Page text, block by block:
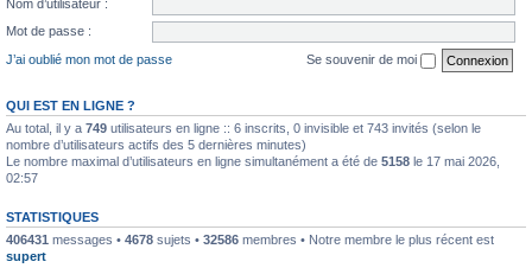
Nom d’utilisateur :
Mot de passe :
J’ai oublié mon mot de passe
Se souvenir de moi
QUI EST EN LIGNE ?
Au total, il y a 749 utilisateurs en ligne :: 6 inscrits, 0 invisible et 743 invités (selon le
nombre d’utilisateurs actifs des 5 dernières minutes)
Le nombre maximal d’utilisateurs en ligne simultanément a été de 5158 le 17 mai 2026,
02:57
STATISTIQUES
406431 messages • 4678 sujets • 32586 membres • Notre membre le plus récent est
supert